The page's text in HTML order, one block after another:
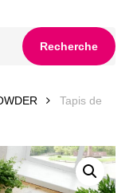
Recherche
Tapis de